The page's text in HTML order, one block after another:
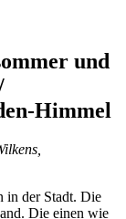
und
Himmel
in der Stadt. Die
Die einen wie